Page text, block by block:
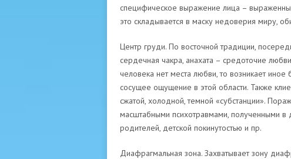
специфическое выражение лица –
это складывается в маску недоверия миру,
Центр груди. По восточной традиции,
сердечная чакра, анахата – средоточие
человека нет места любви, то возникает иное
сосущее ощущение в этой области. Также
сжатой, холодной, темной «субстанции».
масштабными психотравмами, полученными
родителей, детской покинутостью и пр.
Диафрагмальная зона. Захватывает зону